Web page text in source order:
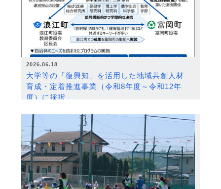
2026.06.18
大学等の「復興知」を活用した地域共創人材
育成・定着推進事業（令和8年度～令和12年
度）に採択